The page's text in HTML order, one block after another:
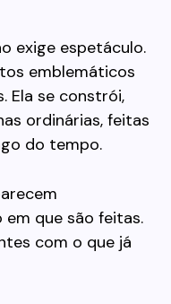
exige espetáculo.
emblemáticos
Ela se constrói,
ordinárias, feitas
do tempo.
em que são feitas.
com o que já